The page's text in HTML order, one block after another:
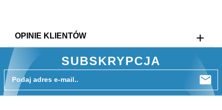
OPINIE KLIENTÓW
SUBSKRYPCJA
Podaj adres e-mail..